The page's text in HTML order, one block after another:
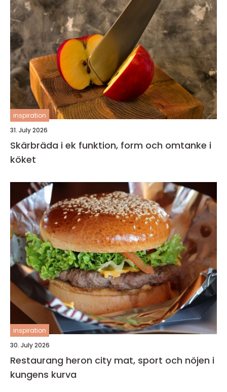
inspiration
31. July 2026
Skärbräda i ek funktion, form och omtanke i
köket
inspiration
30. July 2026
Restaurang heron city mat, sport och nöjen i
kungens kurva